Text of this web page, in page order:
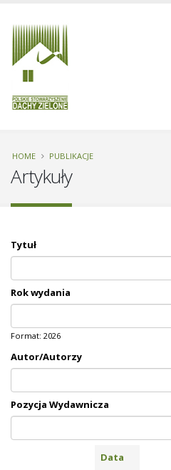
HOME PUBLIKACJE
Artykuły
Tytuł
Rok wydania
Format: 2026
Autor/Autorzy
Pozycja Wydawnicza
Data